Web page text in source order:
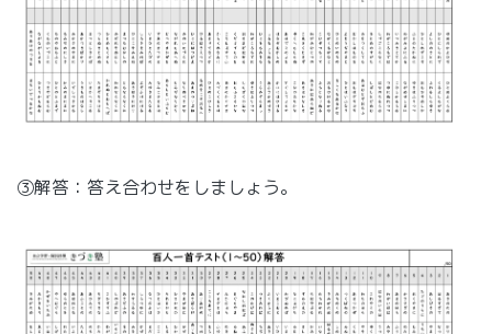
③解答：答え合わせをしましょう。